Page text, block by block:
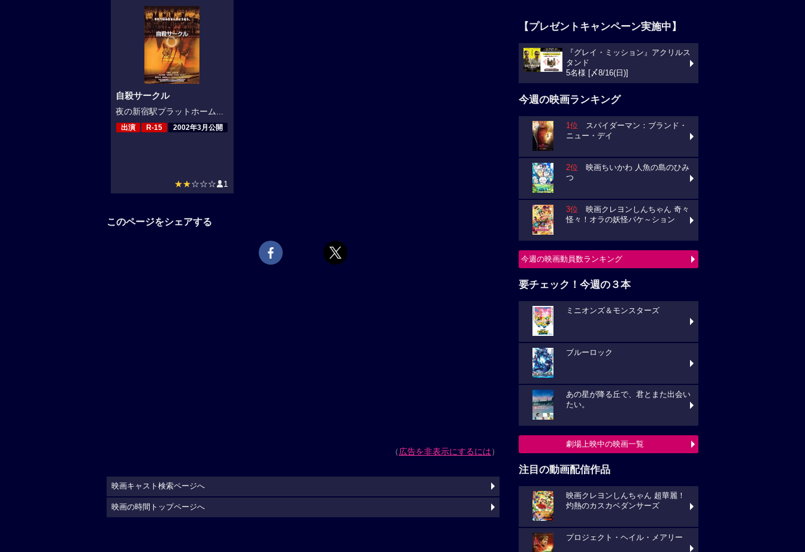
自殺サークル
夜の新宿駅プラットホーム...
出演 R-15 2002年3月公開
★★☆☆☆ 1
このページをシェアする
（広告を非表示にするには）
【プレゼントキャンペーン実施中】
『グレイ・ミッション』アクリルス
タンド
5名様 [〆8/16(日)]
今週の映画ランキング
1位 スパイダーマン：ブランド・
ニュー・デイ
2位 映画ちいかわ 人魚の島のひみ
つ
3位 映画クレヨンしんちゃん 奇々
怪々！オラの妖怪バケ～ション
今週の映画動員数ランキング
要チェック！今週の３本
ミニオンズ＆モンスターズ
ブルーロック
あの星が降る丘で、君とまた出会い
たい。
劇場上映中の映画一覧
注目の動画配信作品
映画クレヨンしんちゃん 超華麗！
灼熱のカスカベダンサーズ
プロジェクト・ヘイル・メアリー
映画キャスト検索ページへ
映画の時間トップページへ